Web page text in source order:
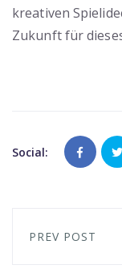
kreativen
Zukunft für
Social:
PREV POST